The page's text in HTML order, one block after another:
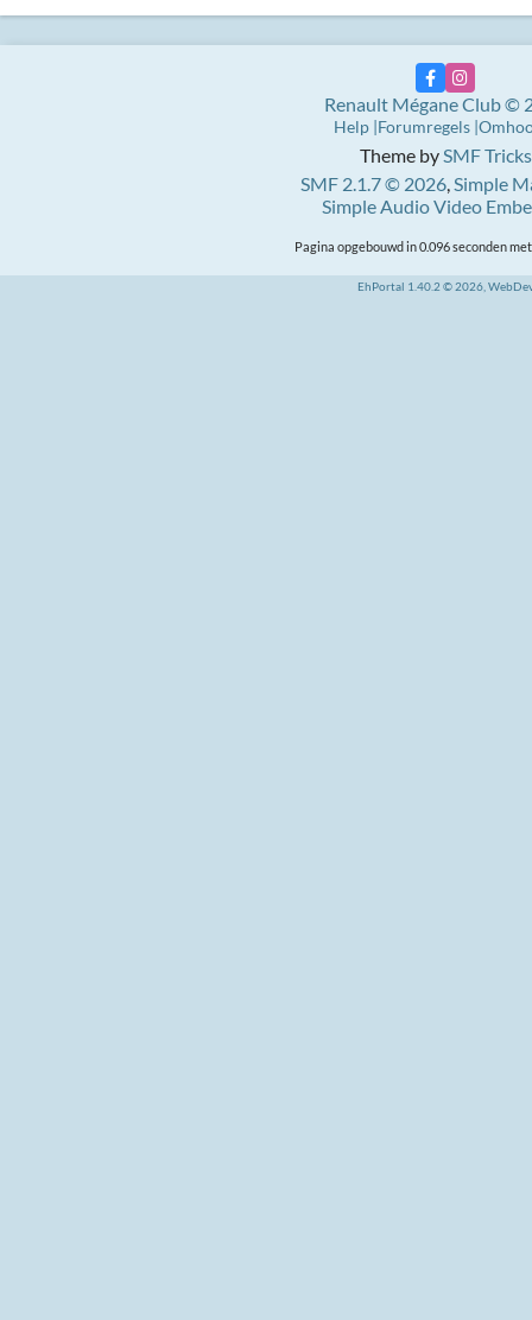
Theme bySMF Tricks
SMF 2.1.7 © 2026,Simple
Simple Audio Video
Renault Mégane Club ©
Help Forumregels
Pagina opgebouwd in 0.096 seconden
EhPortal 1.40.2 © 2026,